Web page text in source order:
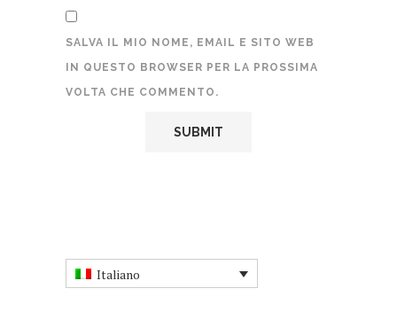
SALVA IL MIO NOME, EMAIL E SITO WEB
IN QUESTO BROWSER PER LA PROSSIMA
VOLTA CHE COMMENTO.
Italiano